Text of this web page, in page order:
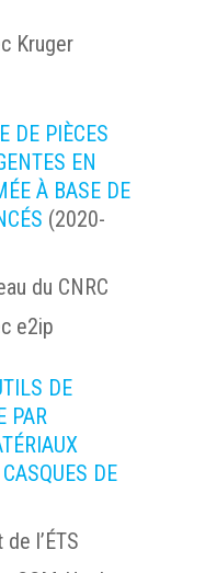
Kruger
DE PIÈCES
EN
À BASE DE
(2020-
du CNRC
e2ip
DE
PAR
DE
l’ÉTS